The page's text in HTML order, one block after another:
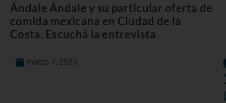
Ándale Ándale y su particular oferta de
comida mexicana en Ciudad de la
Costa. Escuchá la entrevista
marzo 7, 2023